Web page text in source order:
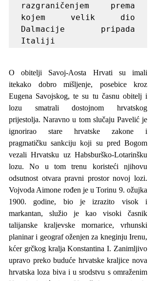
razgraničenjem prema
kojem velik dio
Dalmacije pripada
Italiji
O obitelji Savoj-Aosta Hrvati su imali
itekako dobro mišljenje, posebice kroz
Eugena Savojskog, te su tu časnu obitelj i
lozu smatrali dostojnom hrvatskog
prijestolja. Naravno u tom slučaju Pavelić je
ignorirao stare hrvatske zakone i
pragmatičku sankciju koji su pred Bogom
vezali Hrvatsku uz Habsburško-Lotarinšku
lozu. No u tom trenu koristeći njihovu
odsutnost otvara pravni prostor novoj lozi.
Vojvoda Aimone rođen je u Torinu 9. ožujka
1900. godine, bio je izrazito visok i
markantan, služio je kao visoki časnik
talijanske kraljevske mornarice, vrhunski
planinar i geograf oženjen za kneginju Irenu,
kćer grčkog kralja Konstantina I. Zanimljivo
upravo preko buduće hrvatske kraljice nova
hrvatska loza biva i u srodstvu s omraženim